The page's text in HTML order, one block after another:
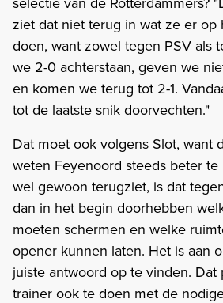
ziet dat niet terug in wat ze er op
doen, want zowel tegen PSV als
we 2-0 achterstaan, geven we
en komen we terug tot 2-1.
tot de laatste snik doorvechten."
Dat moet ook volgens Slot, want
weten Feyenoord steeds beter te
wel gewoon terugziet, is dat
dan in het begin doorhebben
moeten schermen en welke
opener kunnen laten. Het is aan
juiste antwoord op te vinden. Dat
trainer ook te doen met de